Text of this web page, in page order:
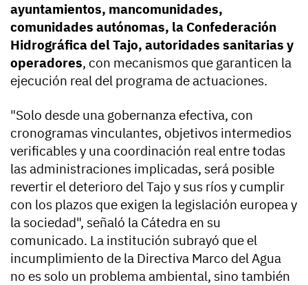
ayuntamientos, mancomunidades,
comunidades autónomas, la Confederación
Hidrográfica del Tajo, autoridades sanitarias y
operadores, con mecanismos que garanticen la
ejecución real del programa de actuaciones.
"Solo desde una gobernanza efectiva, con
cronogramas vinculantes, objetivos intermedios
verificables y una coordinación real entre todas
las administraciones implicadas, será posible
revertir el deterioro del Tajo y sus ríos y cumplir
con los plazos que exigen la legislación europea y
la sociedad", señaló la Cátedra en su
comunicado. La institución subrayó que el
incumplimiento de la Directiva Marco del Agua
no es solo un problema ambiental, sino también